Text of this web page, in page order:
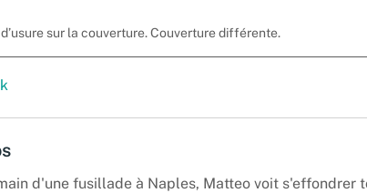
sur la couverture. Couverture différente.
d'une fusillade à Naples, Matteo voit s'effondrer